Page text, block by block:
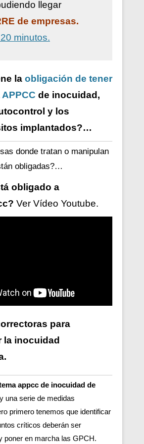
llegar
de empresas.
minutos.
la obligación de tener
de inocuidad,
y los
implantados?…
donde tratan o manipulan
obligadas?…
obligado a
Ver Vídeo Youtube.
para
la inocuidad
appcc de inocuidad de
una serie de medidas
primero tenemos que identificar
críticos deberán ser
poner en marcha las GPCH.